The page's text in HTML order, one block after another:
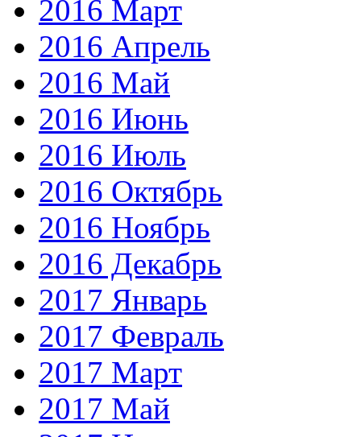
2016 Март
2016 Апрель
2016 Май
2016 Июнь
2016 Июль
2016 Октябрь
2016 Ноябрь
2016 Декабрь
2017 Январь
2017 Февраль
2017 Март
2017 Май